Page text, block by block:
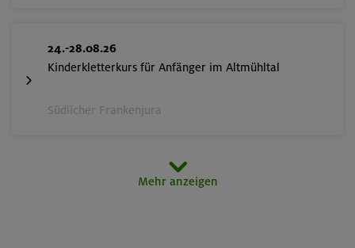
24.-28.08.26
Kinderkletterkurs für Anfänger im Altmühltal
Südlicher Frankenjura
Mehr anzeigen